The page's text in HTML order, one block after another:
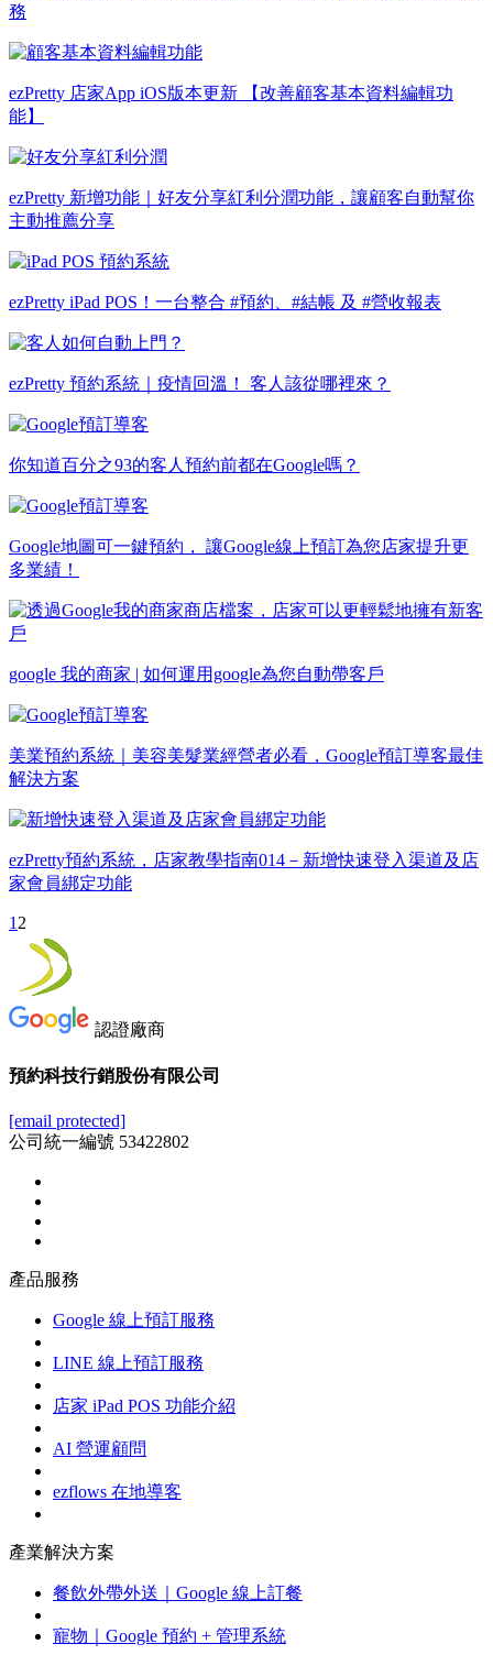
務
ezPretty 店家App iOS版本更新 【改善顧客基本資料編輯功
能】
ezPretty 新增功能｜好友分享紅利分潤功能，讓顧客自動幫你
主動推薦分享
ezPretty iPad POS！一台整合 #預約、#結帳 及 #營收報表
ezPretty 預約系統｜疫情回溫！ 客人該從哪裡來？
你知道百分之93的客人預約前都在Google嗎？
Google地圖可一鍵預約， 讓Google線上預訂為您店家提升更
多業績！
google 我的商家 | 如何運用google為您自動帶客戶
美業預約系統｜美容美髮業經營者必看，Google預訂導客最佳
解決方案
ezPretty預約系統，店家教學指南014－新增快速登入渠道及店
家會員綁定功能
1 2
認證廠商
預約科技行銷股份有限公司
[email protected]
公司統一編號 53422802
產品服務
Google 線上預訂服務
LINE 線上預訂服務
店家 iPad POS 功能介紹
AI 營運顧問
ezflows 在地導客
產業解決方案
餐飲外帶外送｜Google 線上訂餐
寵物｜Google 預約 + 管理系統